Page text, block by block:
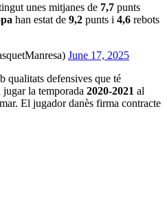
unes mitjanes de 7,7 punts
han estat de 9,2 punts i 4,6 rebots
June 17, 2025
qualitats defensives que té
jugar la temporada 2020-2021 al
El jugador danès firma contracte